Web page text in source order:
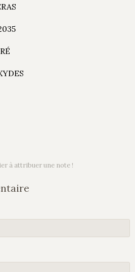
à attribuer une note !